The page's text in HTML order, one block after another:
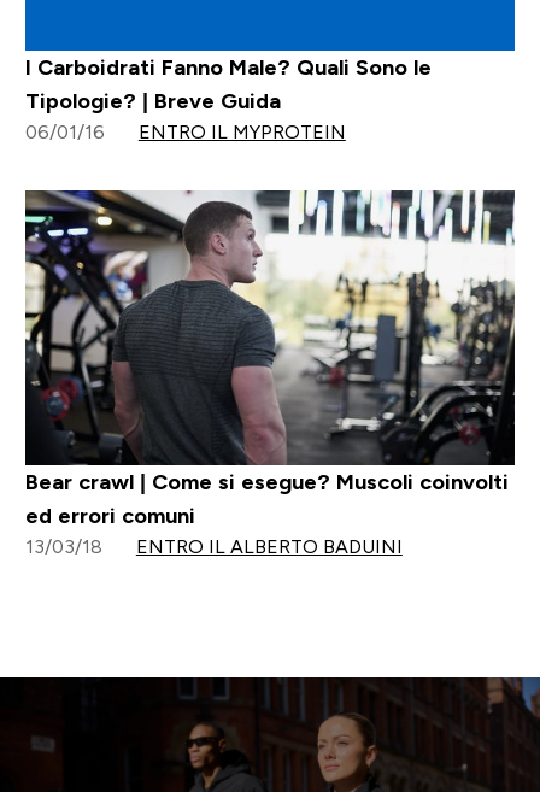
I Carboidrati Fanno Male? Quali Sono le
Tipologie? | Breve Guida
06/01/16 ENTRO IL MYPROTEIN
Bear crawl | Come si esegue? Muscoli coinvolti
ed errori comuni
13/03/18 ENTRO IL ALBERTO BADUINI